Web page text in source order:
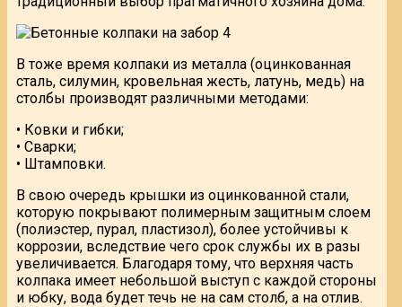
В тоже время колпаки из металла (оцинкованная
сталь, силумин, кровельная жесть, латунь, медь) на
столбы производят различными методами:
• Ковки и гибки;
• Сварки;
• Штамповки.
В свою очередь крышки из оцинкованной стали,
которую покрывают полимерным защитным слоем
(полиэстер, пурал, пластизол), более устойчивы к
коррозии, вследствие чего срок службы их в разы
увеличивается. Благодаря тому, что верхняя часть
колпака имеет небольшой выступ с каждой стороны
и юбку, вода будет течь не на сам столб, а на отлив.